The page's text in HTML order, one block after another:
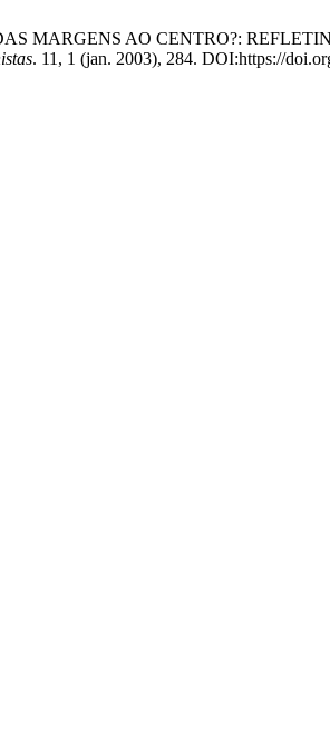
MARGENS AO CENTRO?:
. 11, 1 (jan. 2003), 284. DOI:https://